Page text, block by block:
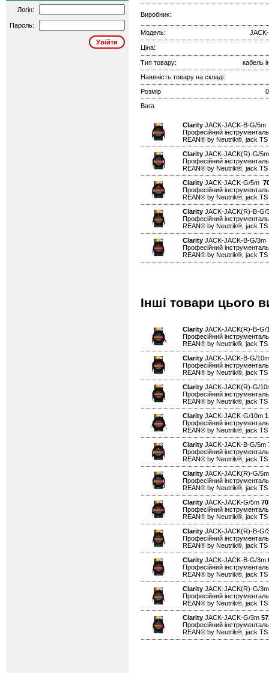
Логін:
Пароль:
Виробник:
Модель:
Ціна:
Тип товару:
кабель
Наявність товару на складі:
Розмір
Вага
Clarity JACK-JACK-B-G/5m
Професійний
REAN® by Neutrik®, jack
Clarity JACK-JACK(R)-G/
Професійний
REAN® by Neutrik®, jack
Clarity JACK-JACK-G/5m
Професійний
REAN® by Neutrik®, jack
Clarity JACK-JACK(R)-B-
Професійний
REAN® by Neutrik®, jack
Clarity JACK-JACK-B-G/3m
Професійний
REAN® by Neutrik®, jack
Інші товари цього
Clarity JACK-JACK(R)-B-G/
Професійний
REAN® by Neutrik®, jack
Clarity JACK-JACK-B-G/
Професійний
REAN® by Neutrik®, jack
Clarity JACK-JACK(R)-G/
Професійний
REAN® by Neutrik®, jack
Clarity JACK-JACK-G/10m
Професійний
REAN® by Neutrik®, jack
Clarity JACK-JACK-B-G/5m
Професійний
REAN® by Neutrik®, jack
Clarity JACK-JACK(R)-G/
Професійний
REAN® by Neutrik®, jack
Clarity JACK-JACK-G/5m
Професійний
REAN® by Neutrik®, jack
Clarity JACK-JACK(R)-B-G/
Професійний
REAN® by Neutrik®, jack
Clarity JACK-JACK-B-G/3m
Професійний
REAN® by Neutrik®, jack
Clarity JACK-JACK(R)-G/
Професійний
REAN® by Neutrik®, jack
Clarity JACK-JACK-G/3m
Професійний
REAN® by Neutrik®, jack